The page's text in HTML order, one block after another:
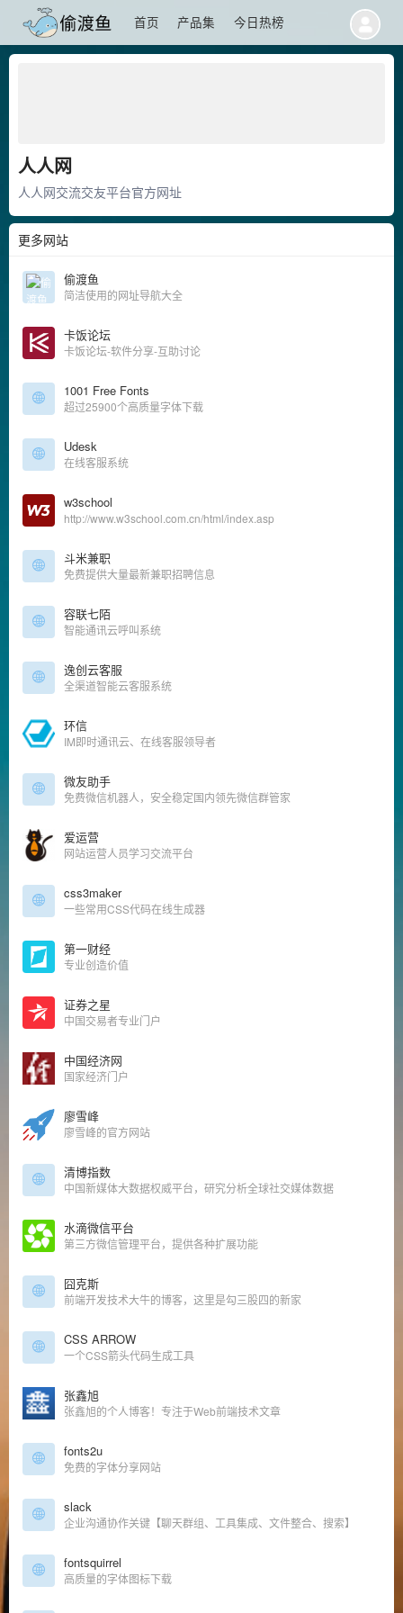
首页 产品集 今日热榜
人人网
人人网交流交友平台官方网址
更多网站
偷渡鱼
简洁使用的网址导航大全
卡饭论坛
卡饭论坛-软件分享-互助讨论
1001 Free Fonts
超过25900个高质量字体下载
Udesk
在线客服系统
w3school
http://www.w3school.com.cn/html/index.asp
斗米兼职
免费提供大量最新兼职招聘信息
容联七陌
智能通讯云呼叫系统
逸创云客服
全渠道智能云客服系统
环信
IM即时通讯云、在线客服领导者
微友助手
免费微信机器人，安全稳定国内领先微信群管家
爱运营
网站运营人员学习交流平台
css3maker
一些常用CSS代码在线生成器
第一财经
专业创造价值
证券之星
中国交易者专业门户
中国经济网
国家经济门户
廖雪峰
廖雪峰的官方网站
清博指数
中国新媒体大数据权威平台，研究分析全球社交媒体数据
水滴微信平台
第三方微信管理平台，提供各种扩展功能
囧克斯
前端开发技术大牛的博客，这里是勾三股四的新家
CSS ARROW
一个CSS箭头代码生成工具
张鑫旭
张鑫旭的个人博客！专注于Web前端技术文章
fonts2u
免费的字体分享网站
slack
企业沟通协作关键【聊天群组、工具集成、文件整合、搜索】
fontsquirrel
高质量的字体图标下载